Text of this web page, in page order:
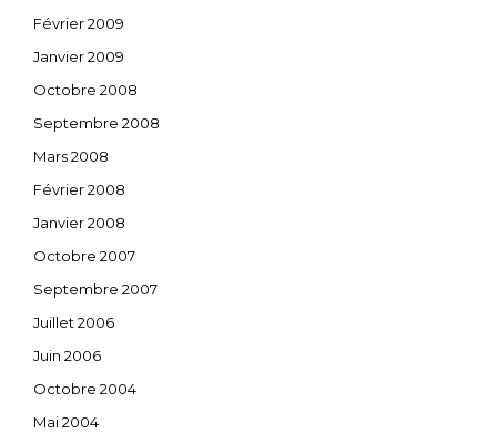
Février 2009
Janvier 2009
Octobre 2008
Septembre 2008
Mars 2008
Février 2008
Janvier 2008
Octobre 2007
Septembre 2007
Juillet 2006
Juin 2006
Octobre 2004
Mai 2004